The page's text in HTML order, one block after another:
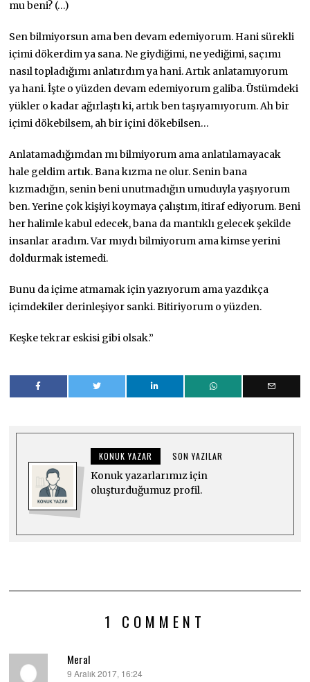
mu beni? (…)
Sen bilmiyorsun ama ben devam edemiyorum. Hani sürekli
içimi dökerdim ya sana. Ne giydiğimi, ne yediğimi, saçımı
nasıl topladığımı anlatırdım ya hani. Artık anlatamıyorum
ya hani. İşte o yüzden devam edemiyorum galiba. Üstümdeki
yükler o kadar ağırlaştı ki, artık ben taşıyamıyorum. Ah bir
içimi dökebilsem, ah bir içini dökebilsen…
Anlatamadığımdan mı bilmiyorum ama anlatılamayacak
hale geldim artık. Bana kızma ne olur. Senin bana
kızmadığın, senin beni unutmadığın umuduyla yaşıyorum
ben. Yerine çok kişiyi koymaya çalıştım, itiraf ediyorum. Beni
her halimle kabul edecek, bana da mantıklı gelecek şekilde
insanlar aradım. Var mıydı bilmiyorum ama kimse yerini
doldurmak istemedi.
Bunu da içime atmamak için yazıyorum ama yazdıkça
içimdekiler derinleşiyor sanki. Bitiriyorum o yüzden.
Keşke tekrar eskisi gibi olsak.”
KONUK YAZAR SON YAZILAR
Konuk yazarlarımız için
oluşturduğumuz profil.
1 COMMENT
Meral
dedi
9 Aralık 2017, 16:24